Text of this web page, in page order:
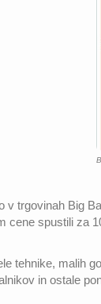
v trgovinah Big
cene spustili za
tehnike, malih
in ostale